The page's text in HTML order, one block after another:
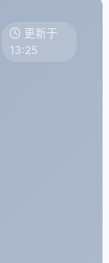
更新于
13:25